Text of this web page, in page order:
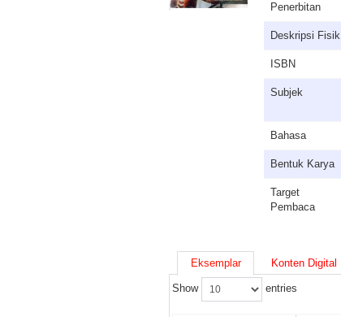
Penerbitan
Deskripsi Fisik
ISBN
Subjek
Bahasa
Bentuk Karya
Target
Pembaca
Eksemplar Konten Digital
Show entries